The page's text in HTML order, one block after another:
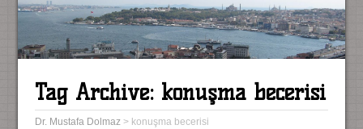
Tag Archive: konuşma becerisi
Dr. Mustafa Dolmaz> konuşma becerisi